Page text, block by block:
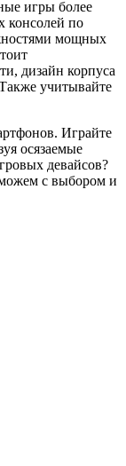
игры более
консолей по
мощных
дизайн корпуса
учитывайте
Играйте
осязаемые
девайсов?
с выбором и